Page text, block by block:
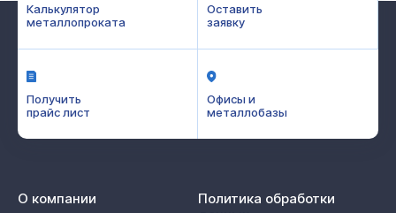
Калькулятор
металлопроката
Оставить
заявку
Получить
прайс лист
Офисы и
металлобазы
О компании
Политика обработки